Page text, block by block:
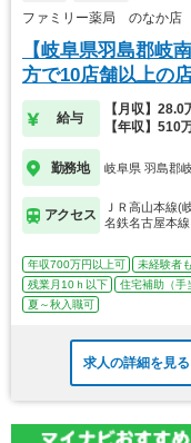
ファミリー薬局 のなか店
【岐阜県羽島郡
方で10店舗以上の
給与
【月収】
【年収】510
勤務地 岐阜県 羽島郡
アクセス
ＪＲ高山本線(
名鉄名古屋本
年収700万円以上可 未経験者
残業月10ｈ以下
住宅補助（手
夏～秋入職可
求人の詳細を見る